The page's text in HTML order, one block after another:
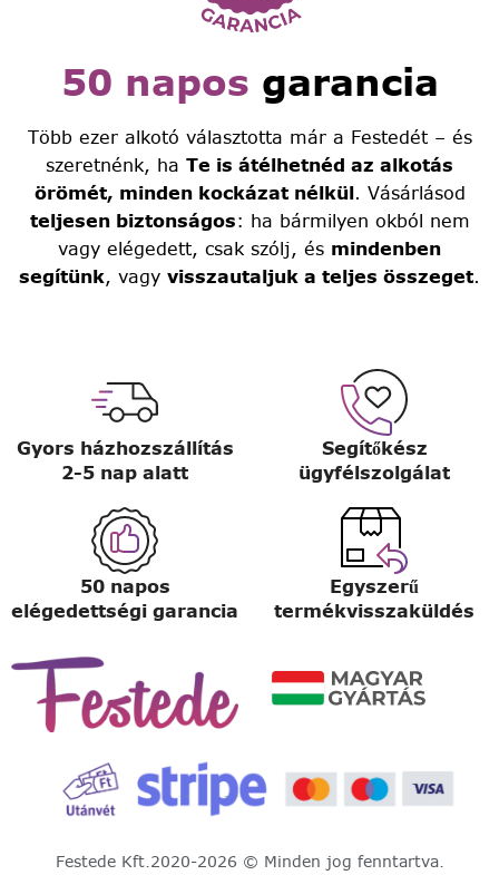
50 napos garancia
Több ezer alkotó választotta már a Festedét – és
szeretnénk, ha Te is átélhetnéd az alkotás
örömét, minden kockázat nélkül. Vásárlásod
teljesen biztonságos: ha bármilyen okból nem
vagy elégedett, csak szólj, és mindenben
segítünk, vagy visszautaljuk a teljes összeget.
Gyors házhozszállítás
2-5 nap alatt
Segítőkész
ügyfélszolgálat
50 napos
elégedettségi garancia
Egyszerű
termékvisszaküldés
Festede Kft.2020-2026 © Minden jog fenntartva.